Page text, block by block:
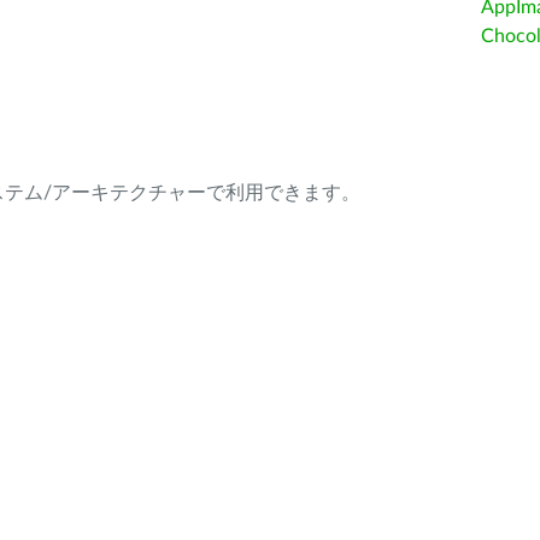
ム/アーキテクチャーで利用できます。